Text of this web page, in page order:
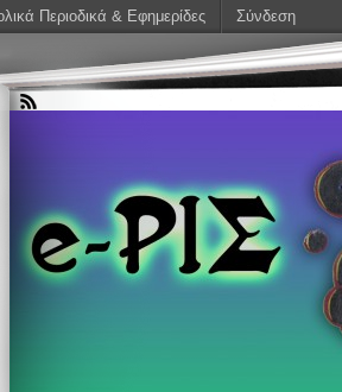
Περιοδικά & Εφημερίδες Σύνδεση